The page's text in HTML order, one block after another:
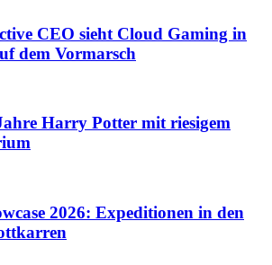
CEO sieht Cloud Gaming in
dem Vormarsch
Harry Potter mit riesigem
2026: Expeditionen in den